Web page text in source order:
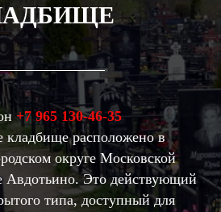
+7 965 130-46-35
кладбище расположено в
округе Московской
Авдотьино. Это действующий
типа, доступный для